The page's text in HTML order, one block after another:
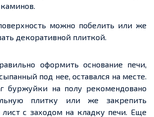
можно побелить или же
декоративной плиткой.
оформить основание печи,
под нее, оставался на месте.
буржуйки на полу рекомендовано
плитку или же закрепить
с заходом на кладку печи. Еще